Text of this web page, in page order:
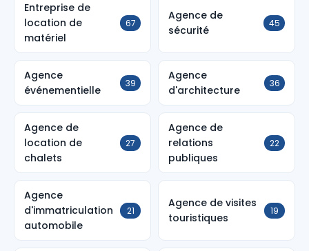
Entreprise de
location de
matériel
67
Agence de
sécurité
45
Agence
événementielle
39
Agence
d'architecture
36
Agence de
location de
chalets
27
Agence de
relations
publiques
22
Agence
d'immatriculation
automobile
21
Agence de visites
touristiques
19